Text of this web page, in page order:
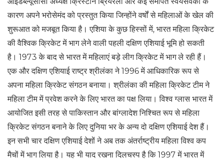
कारण अपने भरोसेमंद को प्रस्तुत किया जिन्होंने वर्षों से महिलाओं के खेल की
शुरूआत को मजबूत किया है। एशिया के कुछ हिस्सों में, भारत महिला क्रिकेट
की वैश्विक क्रिकेट में भाग लेने वाली पहली दक्षिण एशियाई भूमि हो सकती
है। 1973 के बाद से भारत में महिलाएं बड़े लीग क्रिकेट में भाग ले रही हैं।
एक और दक्षिण एशियाई राष्ट्र श्रीलंका ने 1996 में आधिकारिक रूप से
अपना महिला क्रिकेट संगठन बनाया। श्रीलंका की महिला क्रिकेट टीम ने
महिला टीम में प्रवेश करने के लिए भारत का पक्ष लिया। विश्व ग्लास भारत में
आयोजित इसी तरह से पाकिस्तान और बांग्लादेश निश्चित रूप से महिला
क्रिकेट संगठन बनाने के लिए दुनिया भर के अन्य दो दक्षिण एशियाई देश हैं।
इन सभी चार दक्षिण एशियाई देशों ने अब तक अंतर्राष्ट्रीय महिला विश्व कप
मैचों में भाग लिया है। यह भी याद रखना दिलचस्प है कि 1997 में भारत में